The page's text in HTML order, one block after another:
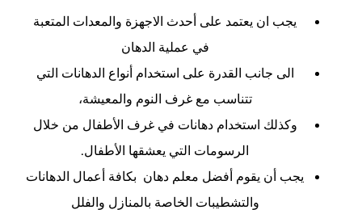
يجب ان يعتمد على أحدث الاجهزة والمعدات المتعبة
في عملية الدهان
الى جانب القدرة على استخدام أنواع الدهانات التي
تتناسب مع غرف النوم والمعيشة،
وكذلك استخدام دهانات في غرف الأطفال من خلال
الرسومات التي يعشقها الأطفال.
يجب أن يقوم أفضل معلم دهان بكافة أعمال الدهانات
والتشطيبات الخاصة بالمنازل والفلل